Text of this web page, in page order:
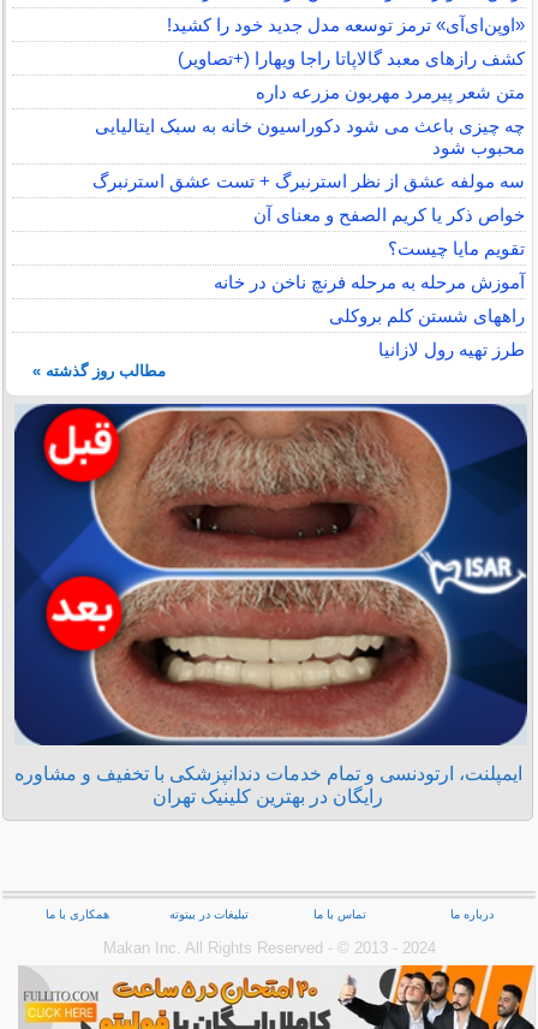
«اوپن‌ای‌آی» ترمز توسعه مدل جدید خود را کشید!
کشف رازهای معبد گالاپاتا راجا ویهارا (+تصاویر)
متن شعر پیرمرد مهربون مزرعه داره
چه چیزی باعث می شود دکوراسیون خانه به سبک ایتالیایی
محبوب شود
سه مولفه عشق از نظر استرنبرگ + تست عشق استرنبرگ
خواص ذکر یا کریم الصفح و معنای آن
تقویم مایا چیست؟
آموزش مرحله به مرحله فرنچ ناخن در خانه
راههای شستن کلم بروکلی
طرز تهیه رول لازانیا
مطالب روز گذشته »
ایمپلنت، ارتودنسی و تمام خدمات دندانپزشکی با تخفیف و مشاوره
رایگان در بهترین کلینیک تهران
درباره ما تماس با ما تبلیغات در بیتوته همکاری با ما
Makan Inc.‎ All Rights Reserved - © 2013 - 2024